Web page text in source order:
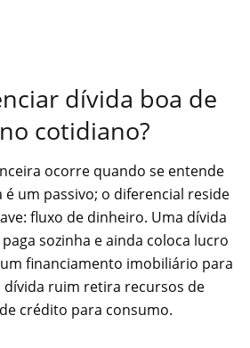
dívida boa de
cotidiano?
ocorre quando se entende
um passivo; o diferencial reside
fluxo de dinheiro. Uma dívida
sozinha e ainda coloca lucro
financiamento imobiliário para
dívida ruim retira recursos de
crédito para consumo.